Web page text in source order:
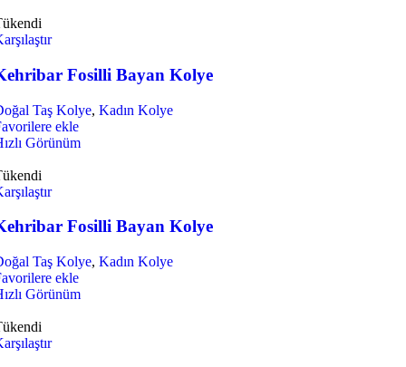
Fosilli Bayan Kolye
Taş Kolye, Kadın Kolye
ekle
Görünüm
Fosilli Bayan Kolye
Taş Kolye, Kadın Kolye
ekle
Görünüm